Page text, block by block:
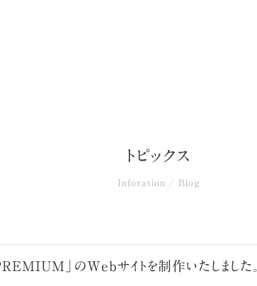
トピックス
Inforation / Blog
」のWebサイトを制作いたしました。